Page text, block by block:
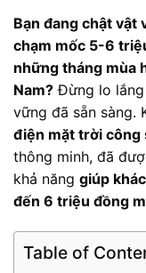
Bạn đang chật vật
chạm mốc 5-6
những tháng mùa
Nam? Đừng lo lắng
vững đã sẵn sàng.
điện mặt trời công
thông minh, đã
khả năng giúp
đến 6 triệu đồng
Table of